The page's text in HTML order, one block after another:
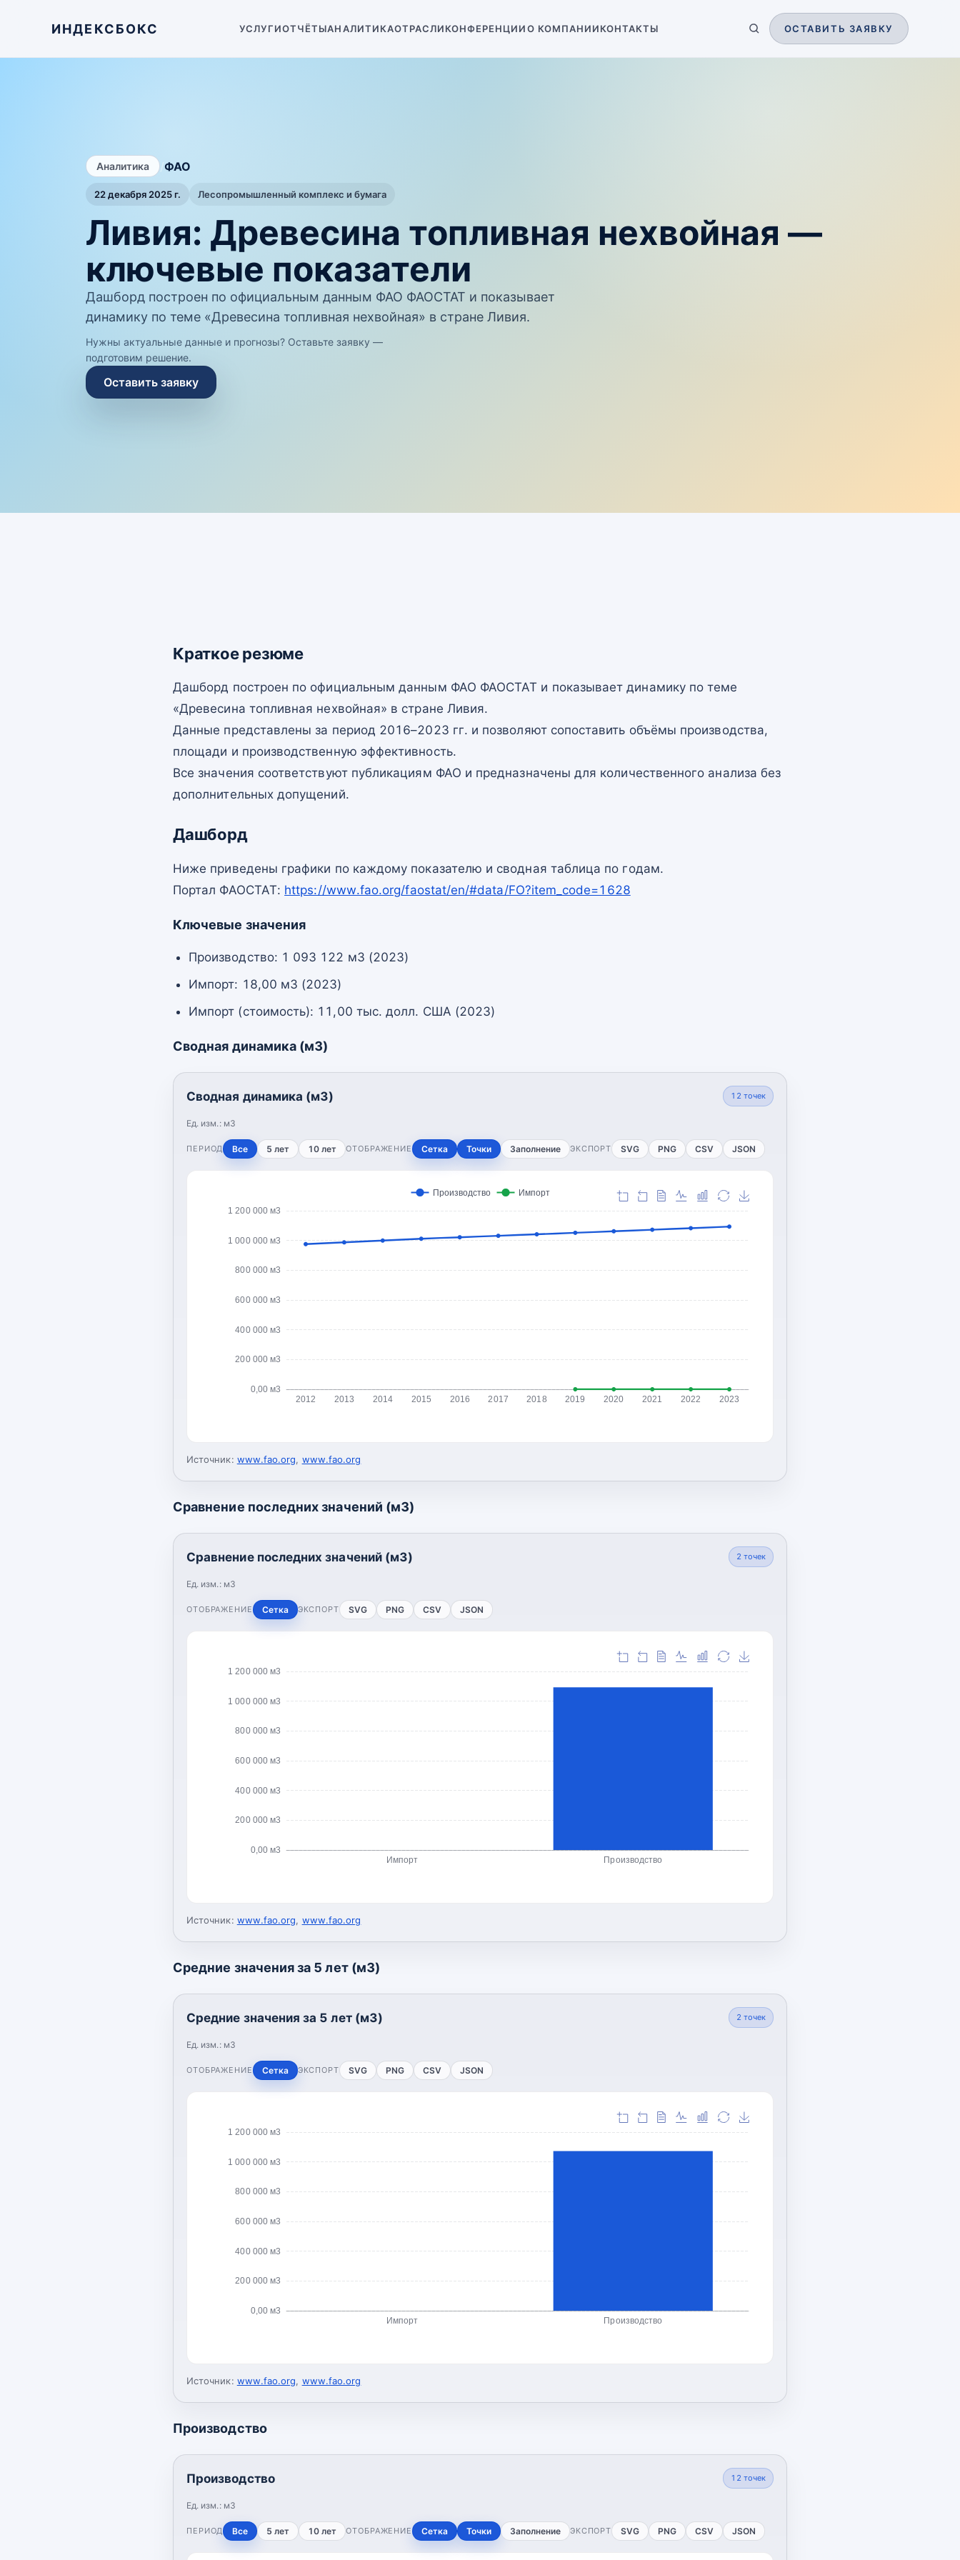
ИНДЕКСБОКС УСЛУГИОТЧЁТЫАНАЛИТИКАОТРАСЛИКОНФЕРЕНЦИИО КОМПАНИИКОНТАКТЫ ОСТАВИТЬ ЗАЯВКУ
Аналитика /ФАО
22 декабря 2025 г. Лесопромышленный комплекс и бумага
Ливия: Древесина топливная нехвойная —
ключевые показатели
Дашборд построен по официальным данным ФАО ФАОСТАТ и показывает
динамику по теме «Древесина топливная нехвойная» в стране Ливия.
Нужны актуальные данные и прогнозы? Оставьте заявку —
подготовим решение.
Оставить заявку
Краткое резюме
Дашборд построен по официальным данным ФАО ФАОСТАТ и показывает динамику по теме
«Древесина топливная нехвойная» в стране Ливия.
Данные представлены за период 2016–2023 гг. и позволяют сопоставить объёмы производства,
площади и производственную эффективность.
Все значения соответствуют публикациям ФАО и предназначены для количественного анализа без
дополнительных допущений.
Дашборд
Ниже приведены графики по каждому показателю и сводная таблица по годам.
Портал ФАОСТАТ: https://www.fao.org/faostat/en/#data/FO?item_code=1628
Ключевые значения
Производство: 1 093 122 м3 (2023)
Импорт: 18,00 м3 (2023)
Импорт (стоимость): 11,00 тыс. долл. США (2023)
Сводная динамика (м3)
Сводная динамика (м3)
Ед. изм.: м3
12 точек
ПЕРИОД Все 5 лет 10 лет ОТОБРАЖЕНИЕ Сетка Точки Заполнение ЭКСПОРТ SVG PNG CSV JSON
0,00 м3
200 000 м3
400 000 м3
600 000 м3
800 000 м3
1 000 000 м3
1 200 000 м3
2012 2013 2014 2015 2016 2017 2018 2019 2020 2021 2022 2023
Производство Импорт
Источник: www.fao.org, www.fao.org
Сравнение последних значений (м3)
Сравнение последних значений (м3)
Ед. изм.: м3
2 точек
ОТОБРАЖЕНИЕ Сетка ЭКСПОРТ SVG PNG CSV JSON
0,00 м3
200 000 м3
400 000 м3
600 000 м3
800 000 м3
1 000 000 м3
1 200 000 м3
Импорт Производство
Источник: www.fao.org, www.fao.org
Средние значения за 5 лет (м3)
Средние значения за 5 лет (м3)
Ед. изм.: м3
2 точек
ОТОБРАЖЕНИЕ Сетка ЭКСПОРТ SVG PNG CSV JSON
0,00 м3
200 000 м3
400 000 м3
600 000 м3
800 000 м3
1 000 000 м3
1 200 000 м3
Импорт Производство
Источник: www.fao.org, www.fao.org
Производство
Производство
Ед. изм.: м3
12 точек
ПЕРИОД Все 5 лет 10 лет ОТОБРАЖЕНИЕ Сетка Точки Заполнение ЭКСПОРТ SVG PNG CSV JSON